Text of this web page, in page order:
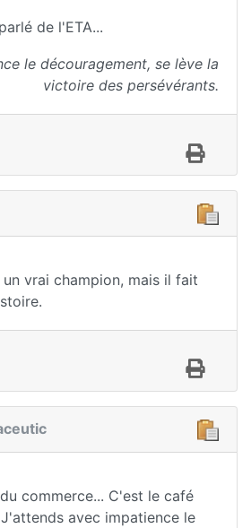
de l'ETA...
le découragement, se lève la
victoire des persévérants.
vrai champion, mais il fait
commerce... C'est le café
avec impatience le